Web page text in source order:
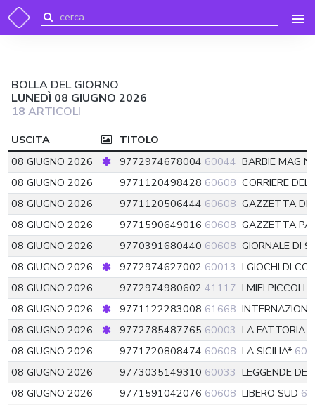
BOLLA DEL GIORNO
LUNEDÌ 08 GIUGNO 2026
18 ARTICOLI
USCITA
TITOLO
08 GIUGNO 2026
9772974678004 60044 BARBIE MAG
08 GIUGNO 2026
9771120498428 60608 CORRIERE
08 GIUGNO 2026
9771120506444 60608 GAZZETTA
08 GIUGNO 2026
9771590649016 60608 GAZZETTA
08 GIUGNO 2026
9770391680440 60608 GIORNALE DI
08 GIUGNO 2026
9772974627002 60013 I GIOCHI DI
08 GIUGNO 2026
9772974980602 41117 I MIEI PICCOLI
08 GIUGNO 2026
9771122283008 61668
08 GIUGNO 2026
9772785487765 60003 LA FATTORIA
08 GIUGNO 2026
9771720808474 60608 LA SICILIA*
08 GIUGNO 2026
9773035149310 60033 LEGGENDE
08 GIUGNO 2026
9771591042076 60608 LIBERO SUD